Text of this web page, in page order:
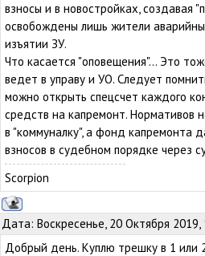
взносы и в новостройках, создавая
освобождены лишь жители
изъятии ЗУ.
Что касается "оповещения"... Это
ведет в управу и УО. Следует
можно открыть спецсчет каждого
средств на капремонт. Нормативов
в "коммуналку", а фонд капремонта
взносов в судебном порядке через
Scorpion
Дата: Воскресенье, 20 Октября
Добрый день. Куплю трешку в 1 или